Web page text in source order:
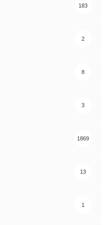
183
2
8
3
1869
13
1